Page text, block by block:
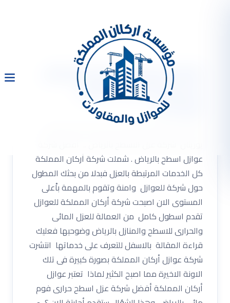
شركة عزل الاسطح بالرياض
بستخدام مادة البولى
يوريثان
شركة عزل الاسطح بالرياض بستخدام مادة البولى
عوازل اسطح بالرياض . شملت شركة أركان المملكة
كل الخدمات المرتبطة بالعزل فبدلا من بحثك المطول
حول شركة للعوازل وامنة وتقوم بالمهمة باْعلى
المستوى الان اصبحت شركة أركان المملكة للعوازل
تقدم اسطول كامل من العمالة للعزل المائى
والحرارى للاسطح والمنازل بالرياض وضوحيها فعليك
قراءة المقالة بالاسفل للتعرف على خدماتها انتشرت
شركة عوازل أركان المملكة بصورة كبيرة فى تلك
الاونة الاخيرة مما اصبح الكثير لماذا تعتبر عوازل
أركان المملكة أفضل شركة عزل اسطح حرارى فوم